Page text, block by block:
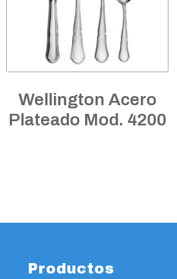
Wellington Acero
Plateado Mod. 4200
Productos